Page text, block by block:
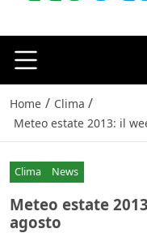
Home / Clima /
Meteo estate 2013: il
Clima News
Meteo estate
agosto